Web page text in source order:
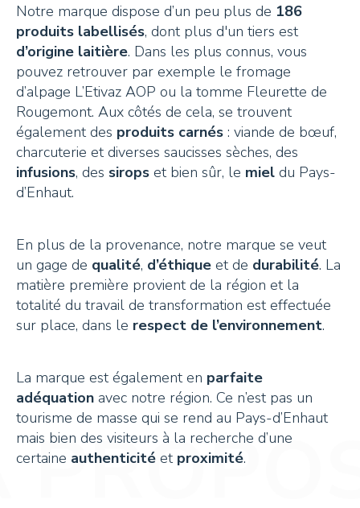
Notre marque dispose d’un peu plus de 186
produits labellisés, dont plus d'un tiers est
d’origine laitière. Dans les plus connus, vous
pouvez retrouver par exemple le fromage
d’alpage L’Etivaz AOP ou la tomme Fleurette de
Rougemont. Aux côtés de cela, se trouvent
également des produits carnés : viande de bœuf,
charcuterie et diverses saucisses sèches, des
infusions, des sirops et bien sûr, le miel du Pays-
d’Enhaut.
En plus de la provenance, notre marque se veut
un gage de qualité, d’éthique et de durabilité. La
matière première provient de la région et la
totalité du travail de transformation est effectuée
sur place, dans le respect de l’environnement.
La marque est également en parfaite
adéquation avec notre région. Ce n’est pas un
tourisme de masse qui se rend au Pays-d’Enhaut
mais bien des visiteurs à la recherche d’une
certaine authenticité et proximité.